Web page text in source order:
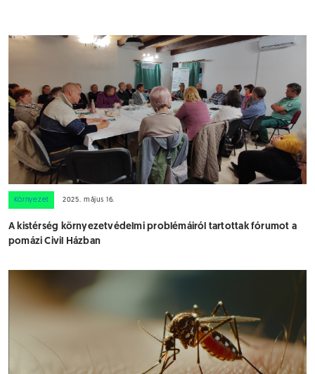
Környezet 2025. május 16.
A kistérség környezetvédelmi problémáiról tartottak fórumot a
pomázi Civil Házban